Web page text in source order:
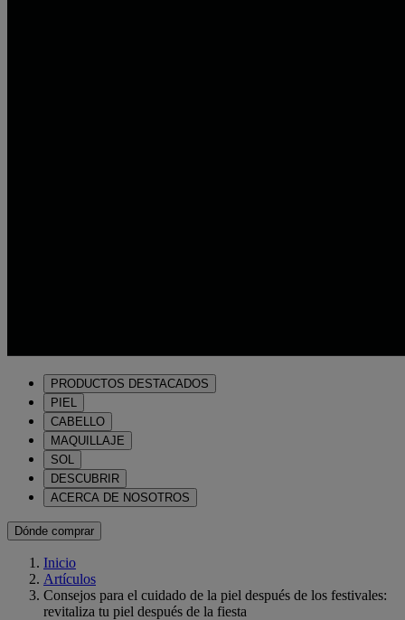
PRODUCTOS DESTACADOS
PIEL
CABELLO
MAQUILLAJE
SOL
DESCUBRIR
ACERCA DE NOSOTROS
Dónde comprar
Inicio
Artículos
Consejos para el cuidado de la piel después de los festivales:
revitaliza tu piel después de la fiesta